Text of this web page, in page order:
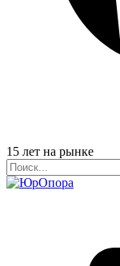
Бейдж
15 лет на рынке
Поиск